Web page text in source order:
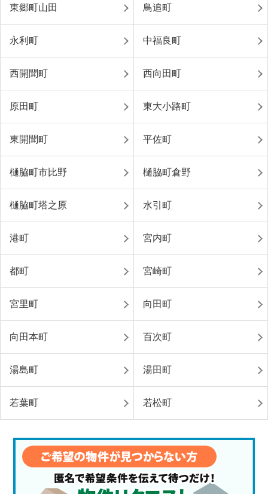
東郷町山田 鳥追町
永利町 中福良町
西開聞町 西向田町
原田町 東大小路町
東開聞町 平佐町
樋脇町市比野 樋脇町倉野
樋脇町塔之原 水引町
港町 宮内町
都町 宮崎町
宮里町 向田町
向田本町 百次町
湯島町 湯田町
若葉町 若松町